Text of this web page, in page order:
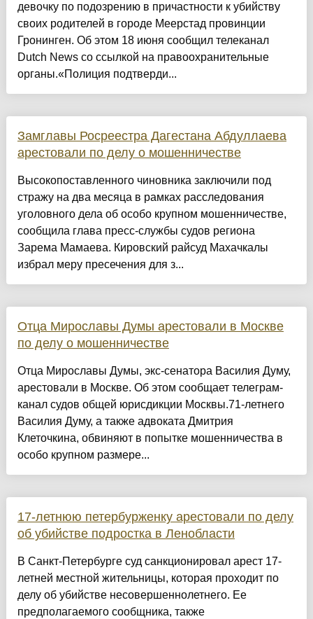
девочку по подозрению в причастности к убийству
своих родителей в городе Меерстад провинции
Гронинген. Об этом 18 июня сообщил телеканал
Dutch News со ссылкой на правоохранительные
органы.«Полиция подтверди...
Замглавы Росреестра Дагестана Абдуллаева
арестовали по делу о мошенничестве
Высокопоставленного чиновника заключили под
стражу на два месяца в рамках расследования
уголовного дела об особо крупном мошенничестве,
сообщила глава пресс-службы судов региона
Зарема Мамаева. Кировский райсуд Махачкалы
избрал меру пресечения для з...
Отца Мирославы Думы арестовали в Москве
по делу о мошенничестве
Отца Мирославы Думы, экс-сенатора Василия Думу,
арестовали в Москве. Об этом сообщает телеграм-
канал судов общей юрисдикции Москвы.71-летнего
Василия Думу, а также адвоката Дмитрия
Клеточкина, обвиняют в попытке мошенничества в
особо крупном размере...
17-летнюю петербурженку арестовали по делу
об убийстве подростка в Ленобласти
В Санкт-Петербурге суд санкционировал арест 17-
летней местной жительницы, которая проходит по
делу об убийстве несовершеннолетнего. Ее
предполагаемого сообщника, также